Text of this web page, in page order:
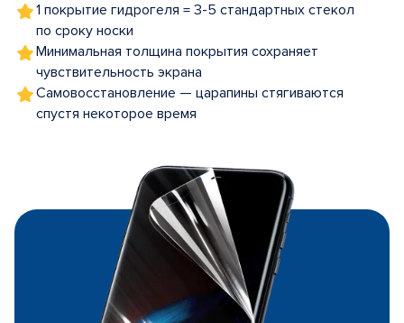
1 покрытие гидрогеля = 3-5 стандартных стекол
по сроку носки
Минимальная толщина покрытия сохраняет
чувствительность экрана
Самовосстановление — царапины стягиваются
спустя некоторое время